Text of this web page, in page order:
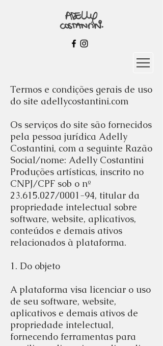
Termos e condições gerais de uso
do site adellycostantini.com
Os serviços do site são fornecidos
pela pessoa jurídica Adelly
Costantini, com a seguinte Razão
Social/nome: Adelly Costantini
Produções artísticas, inscrito no
CNPJ/CPF sob o nº
23.615.027/0001-94, titular da
propriedade intelectual sobre
software, website, aplicativos,
conteúdos e demais ativos
relacionados à plataforma.
1. Do objeto
A plataforma visa licenciar o uso
de seu software, website,
aplicativos e demais ativos de
propriedade intelectual,
fornecendo ferramentas para